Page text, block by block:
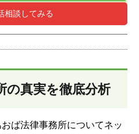
相談してみる
の真実を徹底分析
ば法律事務所についてネッ